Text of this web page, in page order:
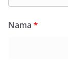
Nama *